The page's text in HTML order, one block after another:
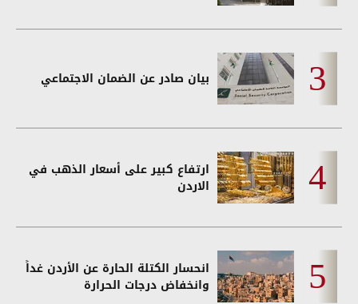
بيان صادر عن الضمان الاجتماعي
ارتفاع كبير على أسعار الذهب في
الاردن
انحسار الكتلة الحارة عن الأردن غداً
وانخفاض درجات الحرارة